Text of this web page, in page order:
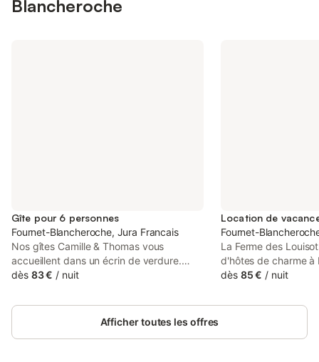
Blancheroche
Gîte pour 6 personnes
Fournet-Blancheroche, Jura Francais
Nos gîtes Camille & Thomas vous
accueillent dans un écrin de verdure.
Situé à 1000 mètres dans un village de
trouve à 20 km de la Suisse, 30 km de
Morteau et 15 km de Maîche. A 1 heure
dès 83 € / nuit
Fournet-
La Ferme des
d'hôtes de charme à
Blancheroche dans
Suisse, dans le
dès 85 € / nuit
Afficher toutes les offres